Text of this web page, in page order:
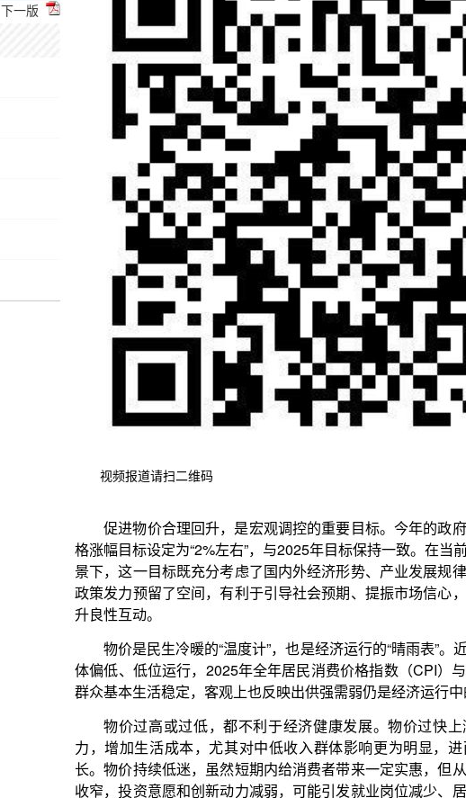
下一版
视频报道请扫二维码
促进物价合理回升，是宏观调控的重要目标。今年的政府工作报告将居民消费价
格涨幅目标设定为“2%左右”，与2025年目标保持一致。在当前物价水平总体偏低的背
景下，这一目标既充分考虑了国内外经济形势、产业发展规律和民生保障需求，又为
政策发力预留了空间，有利于引导社会预期、提振市场信心，推动经济增长和物价回
物价是民生冷暖的“温度计”，也是经济运行的“晴雨表”。近年来，我国价格水平总
体偏低、低位运行，2025年全年居民消费价格指数（CPI）与上年持平，这既保障了
物价过高或过低，都不利于经济健康发展。物价过快上涨，直接侵蚀居民购买
力，增加生活成本，尤其对中低收入群体影响更为明显，进而会抑制消费、拖累增
长。物价持续低迷，虽然短期内给消费者带来一定实惠，但从长期看，企业盈利空间
收窄，投资意愿和创新动力减弱，可能引发就业岗位减少、居民收入放缓等问题，甚
至陷入“低物价—低利润—低收入—低消费”的循环。去年底召开的中央经济工作会议
在部署2026年经济工作时，首次将“物价合理回升”与“经济稳定增长”并列作为货币政
策的重要考量，凸显做好当前物价工作的重要性和紧迫性。
将CPI涨幅目标设定为“2%左右”，既能为企业留出合理的盈利空间，激励经营主
体扩大投资、加大创新投入、稳岗扩岗；又能保障百姓基本生活不受大的影响，推动
续发力，推动价格总水平由负转正、消费价格合理温和回升。从国际视野看，当前全
球经济增长动能不足、大宗商品价格波动频繁，“2%左右”的目标设定，既为应对外部
不确定性预留了调控空间，也与世界主要经济体的物价调控目标形成良性呼应，彰显
了我国宏观经济治理的稳健性与前瞻性。